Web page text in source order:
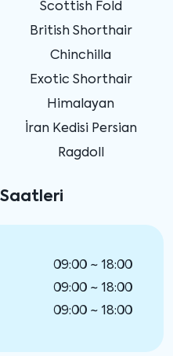
Scottish Fold
British Shorthair
Chinchilla
Exotic Shorthair
Himalayan
İran Kedisi Persian
Ragdoll
Saatleri
09:00 ~ 18:00
09:00 ~ 18:00
09:00 ~ 18:00